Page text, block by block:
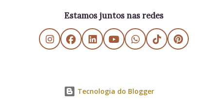
Estamos juntos nas redes
Tecnologia do Blogger